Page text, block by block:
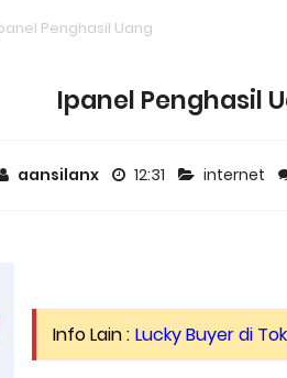
Penghasil Uang
Ipanel Penghasil
aansilanx 12:31 internet
Info Lain : Lucky Buyer di